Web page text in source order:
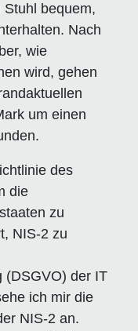
bequem,
Nach
wie
wird, gehen
um einen
des
die
zu
NIS-2 zu
(DSGVO) der IT
ich mir die
NIS-2 an.